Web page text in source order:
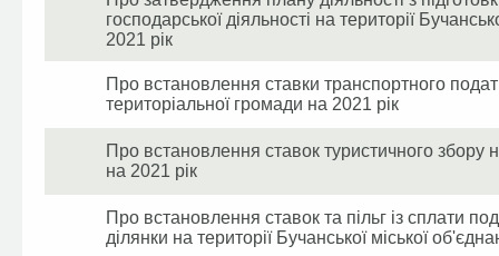
господарської діяльності на території
2021 рік
Про встановлення ставки транспортного
територіальної громади на 2021 рік
Про встановлення ставок туристичного збору
на 2021 рік
Про встановлення ставок та пільг із сплати
ділянки на території Бучанської міської